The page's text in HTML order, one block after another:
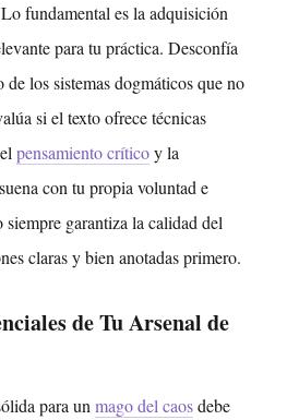
fundamental es la adquisición
para tu práctica. Desconfía
de los sistemas dogmáticos que no
si el texto ofrece técnicas
pensamiento críticoy la
con tu propia voluntad e
garantiza la calidad del
claras y bien anotadas primero.
de Tu Arsenal de
para un mago del caosdebe